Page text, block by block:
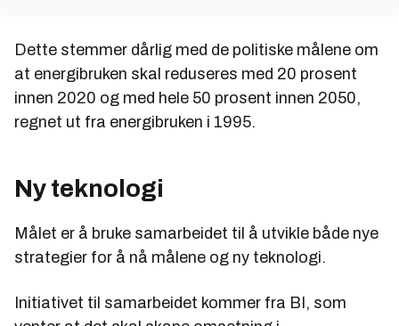
Dette stemmer dårlig med de politiske målene om
at energibruken skal reduseres med 20 prosent
innen 2020 og med hele 50 prosent innen 2050,
regnet ut fra energibruken i 1995.
Ny teknologi
Målet er å bruke samarbeidet til å utvikle både nye
strategier for å nå målene og ny teknologi.
Initiativet til samarbeidet kommer fra BI, som